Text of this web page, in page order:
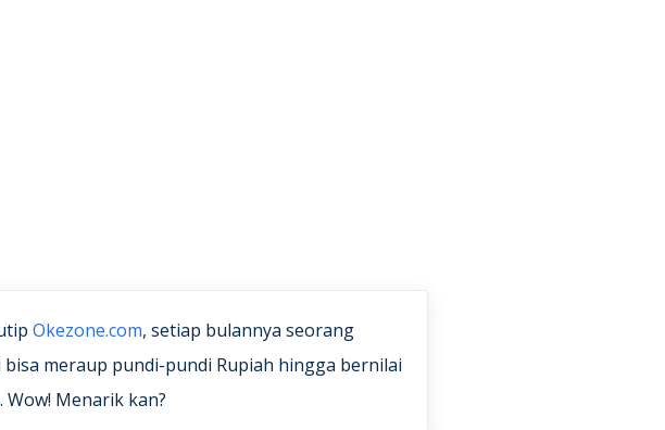
Okezone.com, setiap bulannya seorang
bisa meraup pundi-pundi Rupiah hingga bernilai
Wow! Menarik kan?